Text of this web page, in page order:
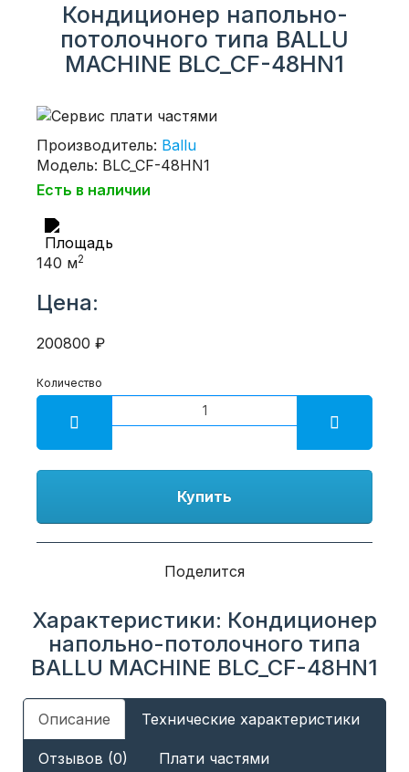
Кондиционер напольно-
потолочного типа BALLU
MACHINE BLC_CF-48HN1
Производитель: Ballu
Модель: BLC_CF-48HN1
Есть в наличии
140 м2
Цена:
200800 ₽
Количество
Купить
Поделится
Характеристики: Кондиционер
напольно-потолочного типа
BALLU MACHINE BLC_CF-48HN1
Описание Технические характеристики
Отзывов (0) Плати частями